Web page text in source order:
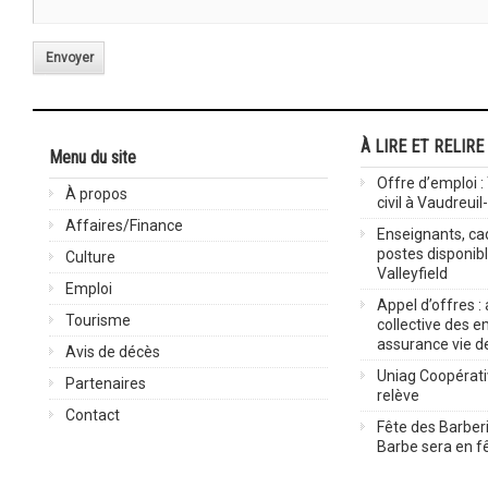
Envoyer
Menu du site
À propos
Affaires/Finance
Culture
Emploi
Tourisme
Avis de décès
Partenaires
Contact
À LIRE ET RELIRE
Offre d’emploi
civil à
Enseignants,
postes
Valleyfield
Appel d’offres :
collective des
assurance vie
Uniag
relève
Fête des
Barbe sera en